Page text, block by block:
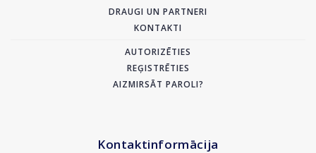
DRAUGI UN PARTNERI
KONTAKTI
AUTORIZĒTIES
REĢISTRĒTIES
AIZMIRSĀT PAROLI?
Kontaktinformācija